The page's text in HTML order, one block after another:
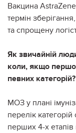
Вакцина
термін
та спрощену
Як звичайній
коли, якщо
певних категорій?
МОЗ у плані
перелік
перших 4-х